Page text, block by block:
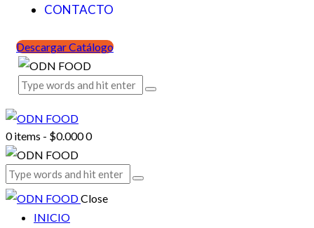
CONTACTO
Descargar Catálogo
0 items - $0.0000
Close
INICIO